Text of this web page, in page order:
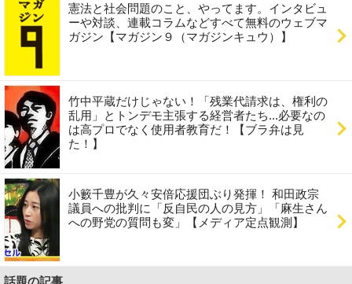
憲法と社会問題のこと、やってます。インタビュ
ーや対談、連載コラムなどすべて無料のウェブマ
ガジン【マガジン９（マガジンキュウ）】
竹中平蔵だけじゃない！「残業代請求は、権利の
乱用」とトンデモ主張する経営者たち...必要なの
は高プロでなく使用者教育だ！【ブラ弁は見
た！】
小籔千豊が久々安倍応援団ぶり発揮！ 和田政宗
議員への批判に「反自民の人の見方」「麻生さん
への野党の質問も変」【メディア定点観測】